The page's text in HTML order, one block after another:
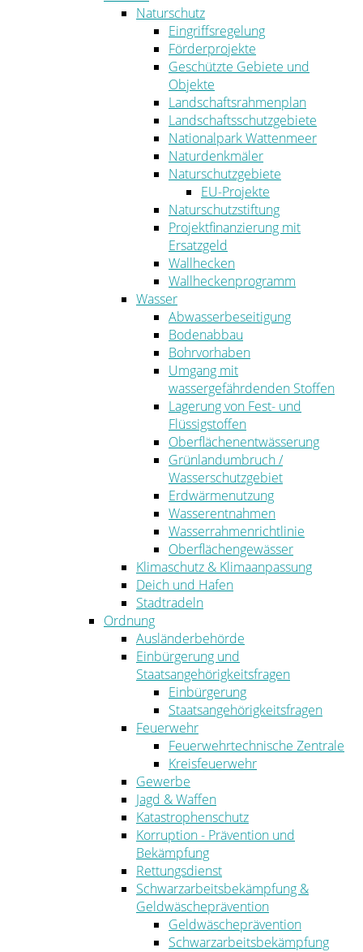
Naturschutz
Eingriffsregelung
Förderprojekte
Geschützte Gebiete und
Objekte
Landschaftsrahmenplan
Landschaftsschutzgebiete
Nationalpark Wattenmeer
Naturdenkmäler
Naturschutzgebiete
EU-Projekte
Naturschutzstiftung
Projektfinanzierung mit
Ersatzgeld
Wallhecken
Wallheckenprogramm
Wasser
Abwasserbeseitigung
Bodenabbau
Bohrvorhaben
Umgang mit
wassergefährdenden Stoffen
Lagerung von Fest- und
Flüssigstoffen
Oberflächenentwässerung
Grünlandumbruch /
Wasserschutzgebiet
Erdwärmenutzung
Wasserentnahmen
Wasserrahmenrichtlinie
Oberflächengewässer
Klimaschutz & Klimaanpassung
Deich und Hafen
Stadtradeln
Ordnung
Ausländerbehörde
Einbürgerung und
Staatsangehörigkeitsfragen
Einbürgerung
Staatsangehörigkeitsfragen
Feuerwehr
Feuerwehrtechnische Zentrale
Kreisfeuerwehr
Gewerbe
Jagd & Waffen
Katastrophenschutz
Korruption - Prävention und
Bekämpfung
Rettungsdienst
Schwarzarbeitsbekämpfung &
Geldwäscheprävention
Geldwäscheprävention
Schwarzarbeitsbekämpfung